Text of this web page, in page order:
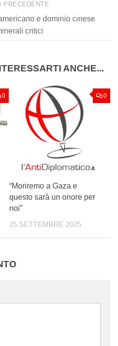
PRECEDENTE
e dominio cinese
critici
ANCHE...
0 0
“Moriremo a Gaza e
questo sarà un onore per
noi”
25 SETTEMBRE 2025